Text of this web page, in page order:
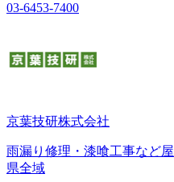
03-6453-7400
京葉技研株式会社
雨漏り修理・漆喰工事など
県全域